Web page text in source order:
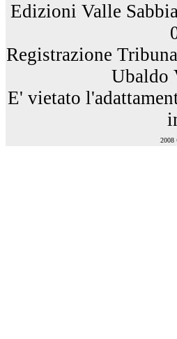
Edizioni Valle
Registrazione
Ubaldo
E' vietato
2008